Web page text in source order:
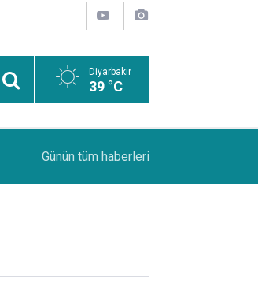
Diyarbakır
39 °C
kanserlerine de yol açabilir
Günün tüm haberleri